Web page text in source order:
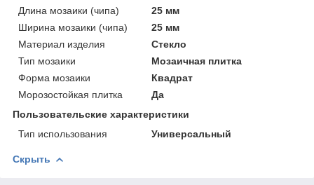
Длина мозаики (чипа)
25 мм
Ширина мозаики (чипа)
25 мм
Материал изделия
Стекло
Тип мозаики
Мозаичная плитка
Форма мозаики
Квадрат
Морозостойкая плитка
Да
Пользовательские характеристики
Тип использования
Универсальный
Скрыть